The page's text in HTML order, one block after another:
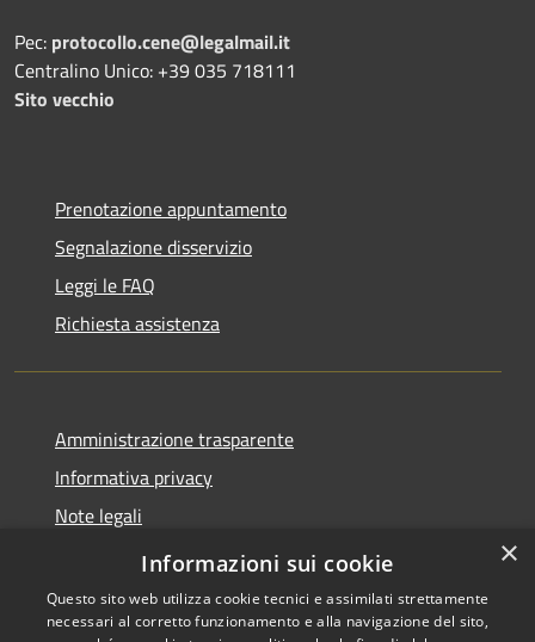
Pec: protocollo.cene@legalmail.it
Centralino Unico: +39 035 718111
Sito vecchio
Prenotazione appuntamento
Segnalazione disservizio
Leggi le FAQ
Richiesta assistenza
Amministrazione trasparente
Informativa privacy
Note legali
Dichiarazione di accessibilità
×
Informazioni sui cookie
Questo sito web utilizza cookie tecnici e assimilati strettamente
necessari al corretto funzionamento e alla navigazione del sito,